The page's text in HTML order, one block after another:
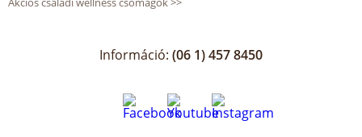
Információ: (06 1) 457 8450